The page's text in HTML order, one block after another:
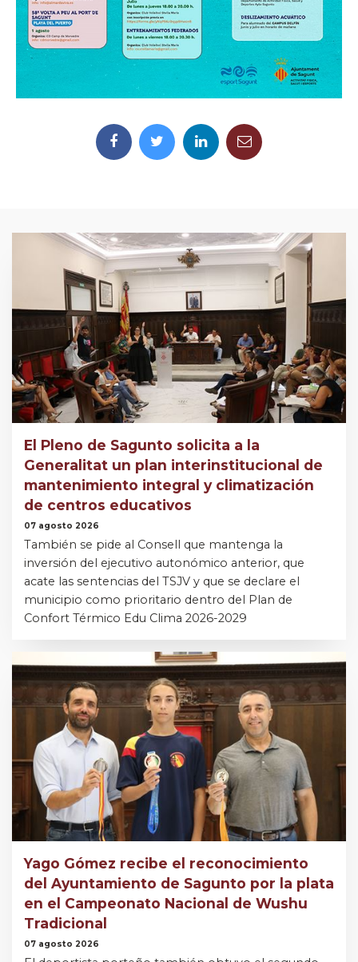
El Pleno de Sagunto solicita a la
Generalitat un plan interinstitucional de
mantenimiento integral y climatización
de centros educativos
07 agosto 2026
También se pide al Consell que mantenga la
inversión del ejecutivo autonómico anterior, que
acate las sentencias del TSJV y que se declare el
municipio como prioritario dentro del Plan de
Confort Térmico Edu Clima 2026-2029
Yago Gómez recibe el reconocimiento
del Ayuntamiento de Sagunto por la plata
en el Campeonato Nacional de Wushu
Tradicional
07 agosto 2026